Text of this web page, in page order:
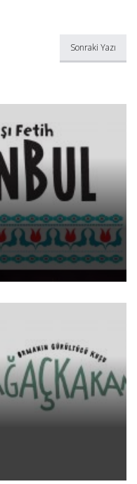
Sonraki Yazı